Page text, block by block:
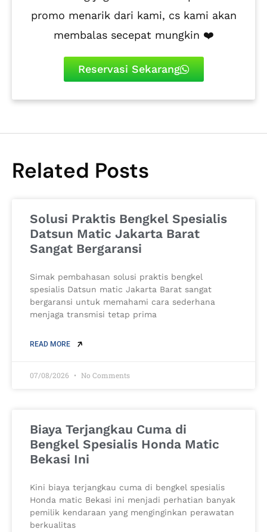
promo menarik dari kami, cs kami akan
membalas secepat mungkin ❤️
Reservasi Sekarang
Related Posts
Solusi Praktis Bengkel Spesialis
Datsun Matic Jakarta Barat
Sangat Bergaransi
Simak pembahasan solusi praktis bengkel
spesialis Datsun matic Jakarta Barat sangat
bergaransi untuk memahami cara sederhana
menjaga transmisi tetap prima
READ MORE
07/08/2026 No Comments
Biaya Terjangkau Cuma di
Bengkel Spesialis Honda Matic
Bekasi Ini
Kini biaya terjangkau cuma di bengkel spesialis
Honda matic Bekasi ini menjadi perhatian banyak
pemilik kendaraan yang menginginkan perawatan
berkualitas